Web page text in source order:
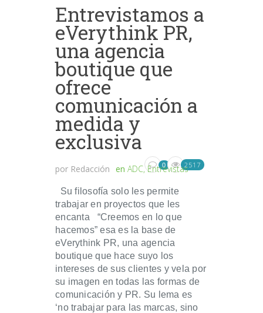
Entrevistamos a
eVerythink PR,
una agencia
boutique que
ofrece
comunicación a
medida y
exclusiva
por Redacción en ADC,Entrevistas
0 2517
Su filosofía solo les permite
trabajar en proyectos que les
encanta “Creemos en lo que
hacemos” esa es la base de
eVerythink PR, una agencia
boutique que hace suyo los
intereses de sus clientes y vela por
su imagen en todas las formas de
comunicación y PR. Su lema es
‘no trabajar para las marcas, sino